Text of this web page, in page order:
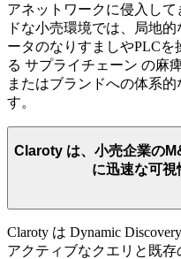
アネットワークに侵入し
ドな小売環境では、局地
ータのなりすましやPLCを
る サプライチェーン の麻
またはブランドへの体系
す。
Claroty は、小売企業の
に迅速な可視
Claroty は Dynamic
アクティブなクエリと既